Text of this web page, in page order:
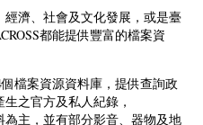
濟、社會及文化發展，或是臺
都能提供豐富的檔案資
檔案資源資料庫，提供查詢政
之官方及私人紀錄，
主，並有部分影音、器物及地